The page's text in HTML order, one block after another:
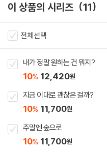
이 상품의 시리즈 11
전체선택
내가 정말 원하는 건 뭐지?
10% 12,420원
지금 이대로 괜찮은 걸까?
10% 11,700원
주말엔 숲으로
10% 11,700원